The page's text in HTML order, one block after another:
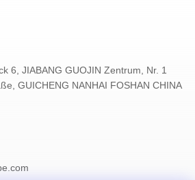
6, JIABANG GUOJIN Zentrum, Nr. 1
GUICHENG NANHAI FOSHAN CHINA